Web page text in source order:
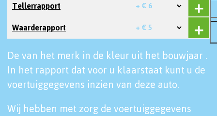
Tellerrapport + € 6
Waarderapport + € 5
De van het merk in de kleur uit het bouwjaar .
In het rapport dat voor u klaarstaat kunt u de
voertuiggegevens inzien van deze auto.
Wij hebben met zorg de voertuiggegevens